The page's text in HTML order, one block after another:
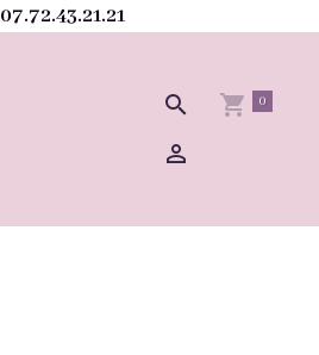
07.72.43.21.21
0